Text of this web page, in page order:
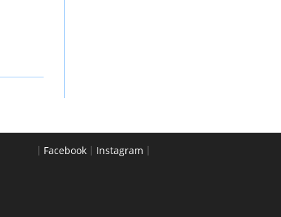
｜ Facebook ｜ Instagram ｜